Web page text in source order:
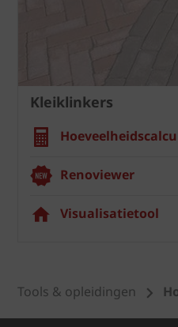
Kleiklinkers
Renoviewer
Visualisatietool
Tools & opleidingen